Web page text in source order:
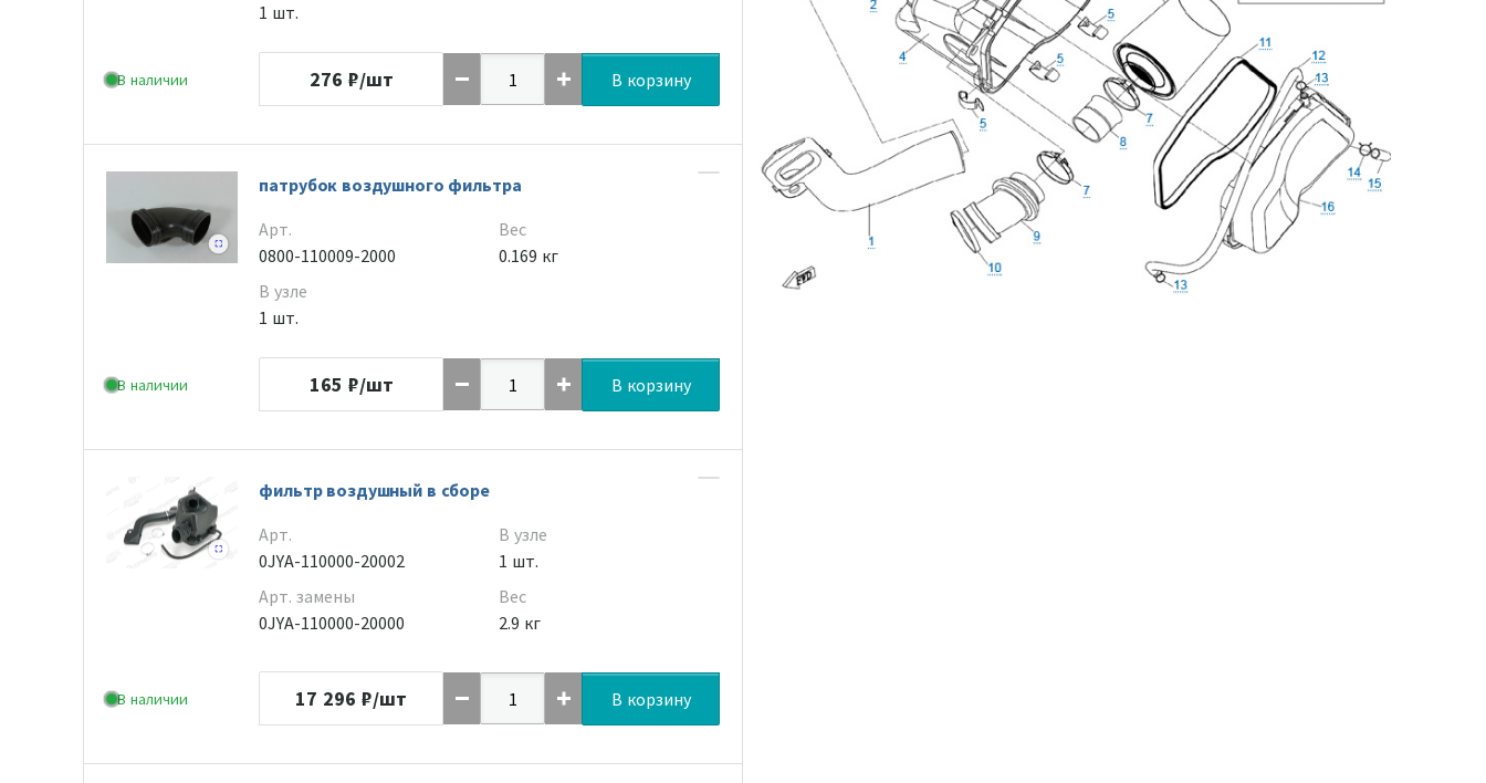
В наличии
1 шт.
276 ₽/шт В корзину
В наличии
патрубок воздушного фильтра
Арт.
0800-110009-2000
В узле
1 шт.
Вес
0.169 кг
165 ₽/шт В корзину
В наличии
фильтр воздушный в сборе
Арт.
0JYA-110000-20002
Арт. замены
0JYA-110000-20000
В узле
1 шт.
Вес
2.9 кг
17 296 ₽/шт В корзину